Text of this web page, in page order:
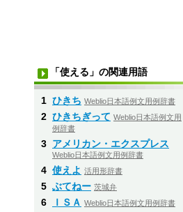
「使える」の関連用語
1 ひきち Weblio日本語例文用例辞書
2 ひきちぎって Weblio日本語例文用
例辞書
3 アメリカン・エクスプレス
Weblio日本語例文用例辞書
4 使えよ 活用形辞書
5 ぶてねー 茨城弁
6 ＩＳＡ Weblio日本語例文用例辞書